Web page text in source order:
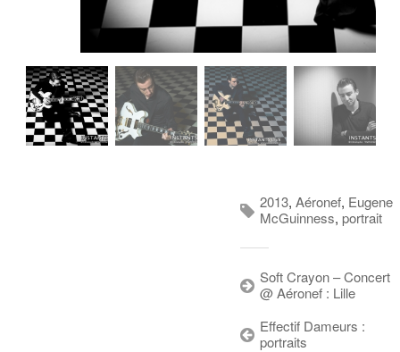
2013, Aéronef, Eugene
McGuinness, portrait
Soft Crayon – Concert
@ Aéronef : Lille
Effectif Dameurs :
portraits